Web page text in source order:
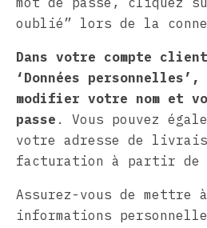
oublié” lors de la
Dans votre compte
‘Données personnelles’,
modifier votre nom et
passe . Vous pouvez
votre adresse de
facturation à partir de
Assurez-vous de mettre
informations